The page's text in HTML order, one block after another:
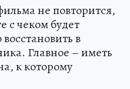
не повторится,
с чеком будет
в
Главное – иметь
к которому